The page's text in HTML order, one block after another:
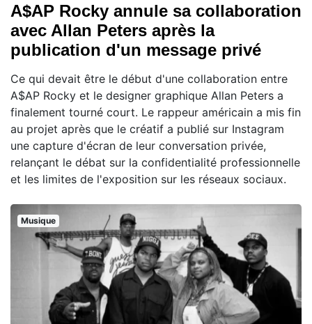
A$AP Rocky annule sa collaboration
avec Allan Peters après la
publication d'un message privé
Ce qui devait être le début d'une collaboration entre
A$AP Rocky et le designer graphique Allan Peters a
finalement tourné court. Le rappeur américain a mis fin
au projet après que le créatif a publié sur Instagram
une capture d'écran de leur conversation privée,
relançant le débat sur la confidentialité professionnelle
et les limites de l'exposition sur les réseaux sociaux.
Musique